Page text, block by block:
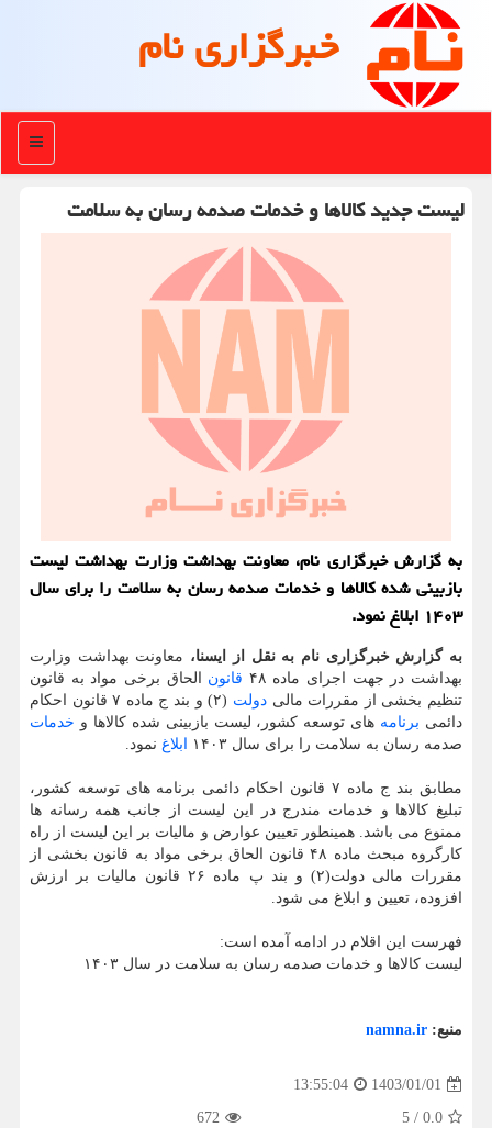
خبرگزاری نام
منو
لیست جدید کالاها و خدمات صدمه رسان به سلامت
به گزارش خبرگزاری نام، معاونت بهداشت وزارت بهداشت لیست
بازبینی شده کالاها و خدمات صدمه رسان به سلامت را برای سال
۱۴۰۳ ابلاغ نمود.
به گزارش خبرگزاری نام به نقل از ایسنا، معاونت بهداشت وزارت
بهداشت در جهت اجرای ماده ۴۸
قانون الحاق برخی مواد به قانون
تنظیم بخشی از مقررات مالیدولت
(۲) و بند ج ماده ۷ قانون احکام
دائمی برنامه های توسعه کشور، لیست بازبینی شده کالاها و خدمات
صدمه رسان به سلامت را برای سال ۱۴۰۳
ابلاغ نمود.
مطابق بند ج ماده ۷ قانون احکام دائمی برنامه های توسعه کشور،
تبلیغ کالاها و خدمات مندرج در این لیست از جانب همه رسانه ها
ممنوع می باشد. همینطور تعیین عوارض و مالیات بر این لیست از راه
کارگروه مبحث ماده ۴۸ قانون الحاق برخی مواد به قانون بخشی از
مقررات مالی دولت(۲) و بند پ ماده ۲۶ قانون مالیات بر ارزش
افزوده، تعیین و ابلاغ می شود.
فهرست این اقلام در ادامه آمده است:
لیست کالاها و خدمات صدمه رسان به سلامت در سال ۱۴۰۳
منبع: namna.ir
1403/01/01
13:55:04
0.0
/
5
672